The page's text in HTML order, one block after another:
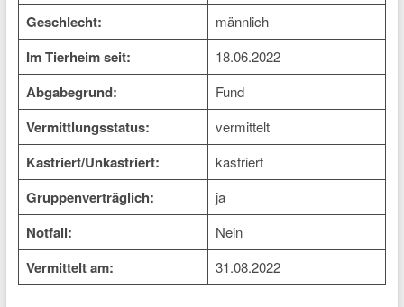
Geschlecht: männlich
Im Tierheim seit: 18.06.2022
Abgabegrund: Fund
Vermittlungsstatus: vermittelt
Kastriert/Unkastriert: kastriert
Gruppenverträglich: ja
Notfall: Nein
Vermittelt am: 31.08.2022